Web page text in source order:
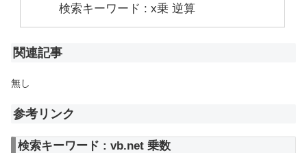
検索キーワード : x乗 逆算
関連記事
無し
参考リンク
検索キーワード : vb.net 乗数